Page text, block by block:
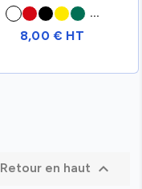
...
8,00 € HT
Retour en haut 